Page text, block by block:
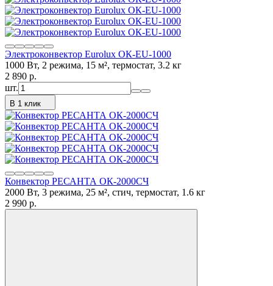
Электроконвектор Eurolux ОК-EU-1000
1000 Вт, 2 режима, 15 м², термостат, 3.2 кг
2 890 p.
шт.
В 1 клик
Конвектор РЕСАНТА ОК-2000СЧ
2000 Вт, 3 режима, 25 м², стич, термостат, 1.6 кг
2 990 p.